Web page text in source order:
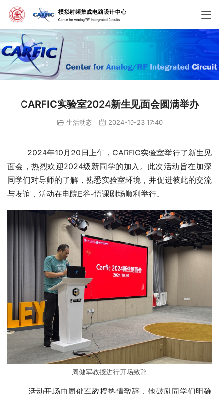
CARFIC实验室2024新生见面会圆满举办
生活动态 2024-10-23 17:40
面会，热烈欢迎2024级新同学的加入。此次活动旨在加深
同学们对导师的了解，熟悉实验室环境，并促进彼此的交流
与友谊，活动在电院E谷-悟课剧场顺利举行。
周健军教授进行开场致辞